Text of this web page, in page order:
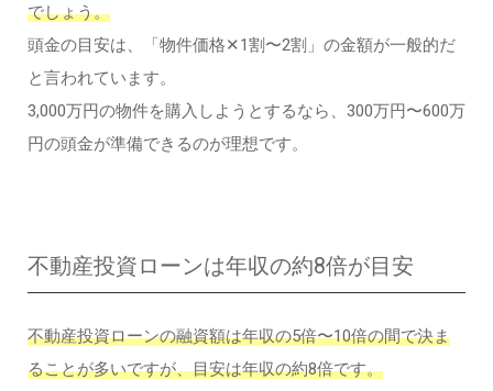
でしょう。
頭金の目安は、「物件価格✕1割〜2割」の金額が一般的だ
と言われています。
3,000万円の物件を購入しようとするなら、300万円〜600万
円の頭金が準備できるのが理想です。
不動産投資ローンは年収の約8倍が目安
不動産投資ローンの融資額は年収の5倍〜10倍の間で決ま
ることが多いですが、目安は年収の約8倍です。